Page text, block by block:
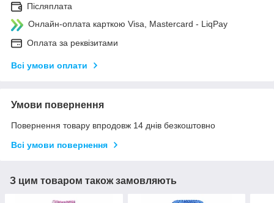
Післяплата
Онлайн-оплата карткою Visa, Mastercard - LiqPay
Оплата за реквізитами
Всі умови оплати
Умови повернення
Повернення товару впродовж 14 днів безкоштовно
Всі умови повернення
З цим товаром також замовляють